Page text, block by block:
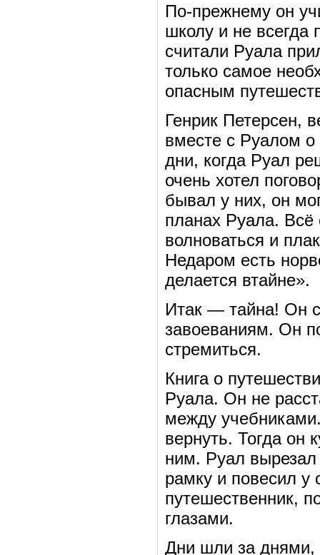
По-прежнему он
школу и не всегда
считали Руала
только самое
опасным
Генрик Петерсен,
вместе с Руалом
дни, когда Руал
очень хотел
бывал у них, он
планах Руала.
волноваться и
Недаром есть
делается втайне».
Итак — тайна! Он
завоеваниям. Он
стремиться.
Книга о
Руала. Он не
между
вернуть. Тогда он
ним. Руал вырезал
рамку и повесил у
путешественник,
глазами.
Дни шли за днями,